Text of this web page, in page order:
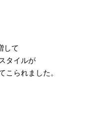
して
タイルが
こられました。